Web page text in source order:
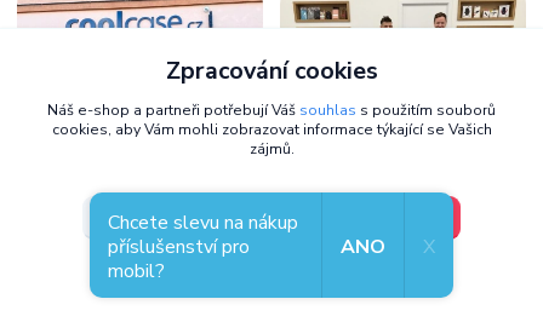
Zastavte se osobně,
těšíme se na
vás
Kde nás najdete
Zpracování cookies
Náš e-shop a partneři potřebují Váš souhlas s použitím souborů
cookies, aby Vám mohli zobrazovat informace týkající se Vašich
zájmů.
Nastavení V pořádku, jdu si vybrat
Souhlas můžete odmítnout
Chcete slevu na nákup
příslušenství pro
mobil?
ANO X